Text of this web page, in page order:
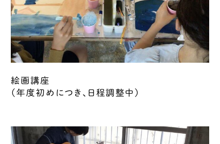
絵画講座
（年度初めにつき、日程調整中）